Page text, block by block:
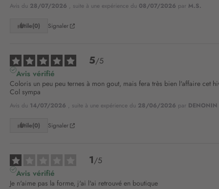
Avis du 28/07/2026 , suite à une expérience du 08/07/2026 par M.S.
Utile(0) Signaler
5/5
Avis vérifié
Coloris un peu peu ternes à mon gout, mais fera très bien l'affaire cet
Col sympa
Avis du 14/07/2026 , suite à une expérience du 28/06/2026 par DENONIN
Utile(0) Signaler
1/5
Avis vérifié
Je n'aime pas la forme, j'ai l'ai retrouvé en boutique